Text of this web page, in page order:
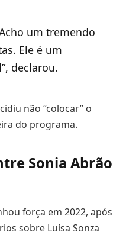
um tremendo
Ele é um
declarou.
não “colocar” o
do programa.
Sonia Abrão
força em 2022, após
sobre Luísa Sonza